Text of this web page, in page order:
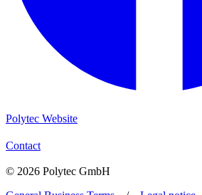
Polytec Website
Contact
© 2026 Polytec GmbH